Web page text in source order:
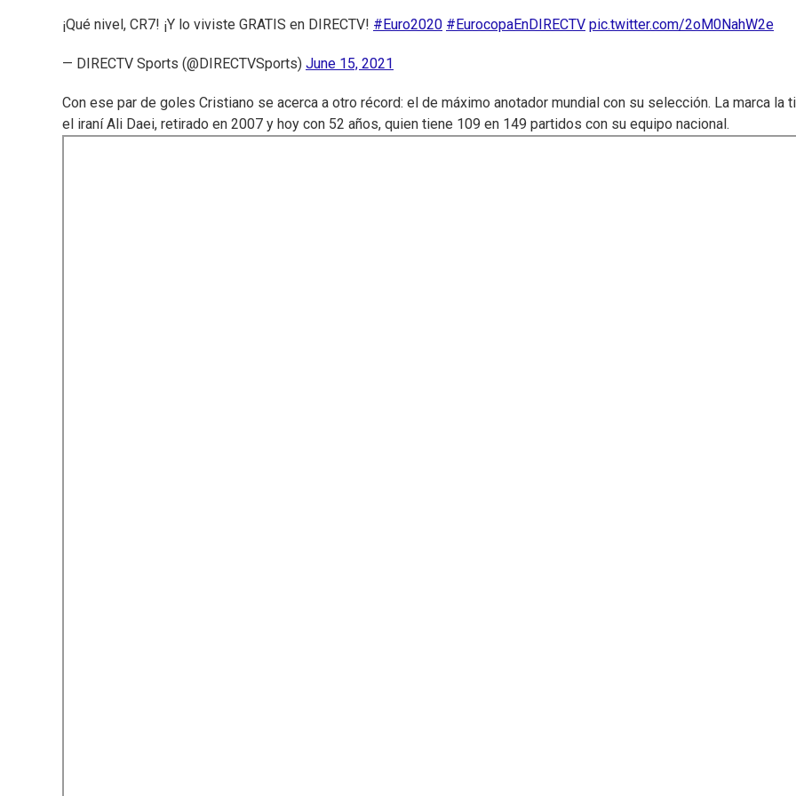
¡Qué nivel, CR7! ¡Y lo viviste GRATIS en DIRECTV! #Euro2020 #EurocopaEnDIRECTV pic.twitter.com/2oM0NahW2e
— DIRECTV Sports (@DIRECTVSports) June 15, 2021
Con ese par de goles Cristiano se acerca a otro récord: el de máximo anotador mundial con su selección. La marca la
el iraní Ali Daei, retirado en 2007 y hoy con 52 años, quien tiene 109 en 149 partidos con su equipo nacional.